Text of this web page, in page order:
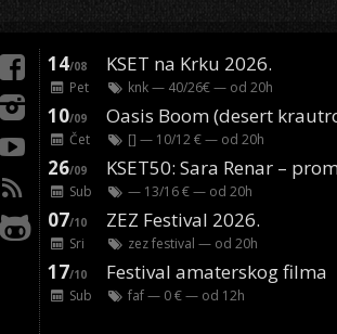
14/08 KSET na Krku 2026.
Pet knk— 40/26€ — od 20h
10/09
Čet [] — 10/12 € — od 20h
26/09
Sub — 13/16 € — od 20h
07/10 ZEZ Festival 2026.
Sri zez festival — od 20h
17/10 Festival amaterskog filma
Sub faf— 0 € — od 12h